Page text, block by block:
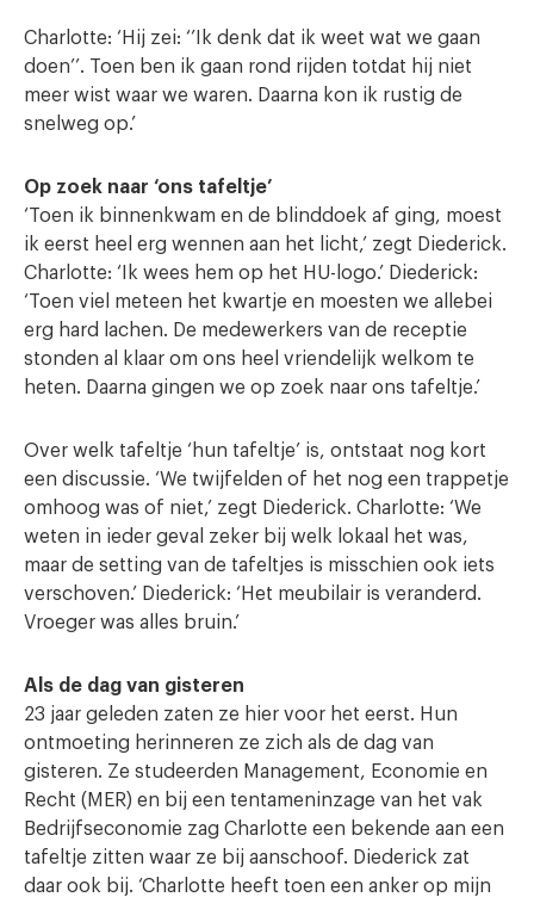
Charlotte: ‘Hij zei: ‘’Ik denk dat ik weet wat we gaan
doen’’. Toen ben ik gaan rond rijden totdat hij niet
meer wist waar we waren. Daarna kon ik rustig de
snelweg op.’
Op zoek naar ‘ons tafeltje’
‘Toen ik binnenkwam en de blinddoek af ging, moest
ik eerst heel erg wennen aan het licht,’ zegt Diederick.
Charlotte: ‘Ik wees hem op het HU-logo.’ Diederick:
‘Toen viel meteen het kwartje en moesten we allebei
erg hard lachen. De medewerkers van de receptie
stonden al klaar om ons heel vriendelijk welkom te
heten. Daarna gingen we op zoek naar ons tafeltje.’
Over welk tafeltje ‘hun tafeltje’ is, ontstaat nog kort
een discussie. ‘We twijfelden of het nog een trappetje
omhoog was of niet,’ zegt Diederick. Charlotte: ‘We
weten in ieder geval zeker bij welk lokaal het was,
maar de setting van de tafeltjes is misschien ook iets
verschoven.’ Diederick: ‘Het meubilair is veranderd.
Vroeger was alles bruin.’
Als de dag van gisteren
23 jaar geleden zaten ze hier voor het eerst. Hun
ontmoeting herinneren ze zich als de dag van
gisteren. Ze studeerden Management, Economie en
Recht (MER) en bij een tentameninzage van het vak
Bedrijfseconomie zag Charlotte een bekende aan een
tafeltje zitten waar ze bij aanschoof. Diederick zat
daar ook bij. ‘Charlotte heeft toen een anker op mijn